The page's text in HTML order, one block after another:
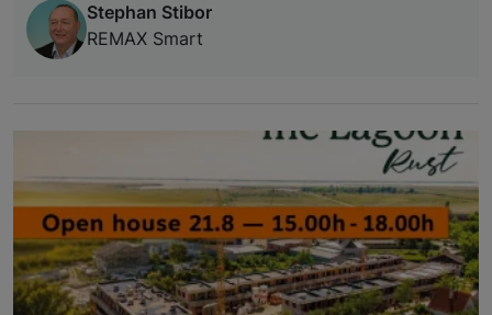
Stephan Stibor
REMAX Smart